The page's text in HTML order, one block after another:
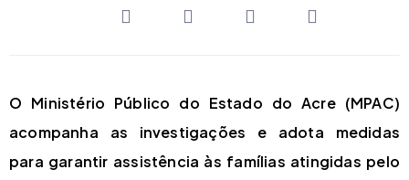
O Ministério Público do Estado do Acre (MPAC)
acompanha as investigações e adota medidas
para garantir assistência às famílias atingidas pelo